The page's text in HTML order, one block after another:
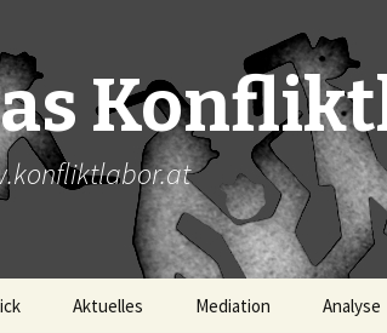
Aktuelles Mediation Analyse